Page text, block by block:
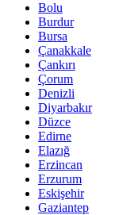
Bolu
Burdur
Bursa
Çanakkale
Çankırı
Çorum
Denizli
Diyarbakır
Düzce
Edirne
Elazığ
Erzincan
Erzurum
Eskişehir
Gaziantep